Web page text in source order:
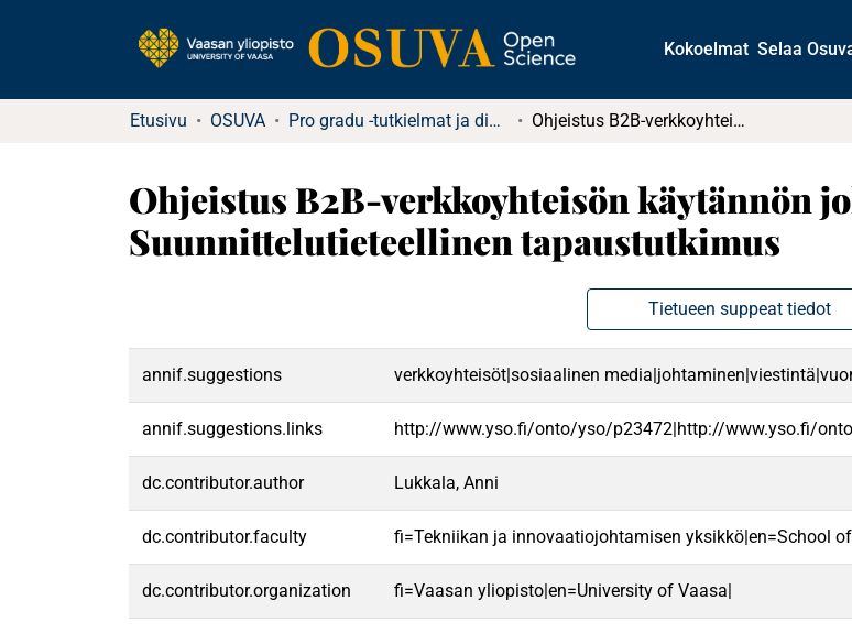
Kokoelmat Selaa
Etusivu OSUVA Pro gradu -tutkielmat ja diplomityöt Ohjeistus B2B-verkkoyhteisön käytännön johtamiseen : Suunnittelutieteellinen tapaustutkimus
Ohjeistus B2B-verkkoyhteisön käytännön
Suunnittelutieteellinen tapaustutkimus
Tietueen suppeat tiedot
annif.suggestions verkkoyhteisöt|sosiaalinen
annif.suggestions.links http://www.yso.fi/onto/yso/p23472|http://www.yso.fi/
dc.contributor.author Lukkala, Anni
dc.contributor.faculty fi=Tekniikan ja innovaatiojohtamisen yksikkö|en=School
dc.contributor.organization fi=Vaasan yliopisto|en=University of Vaasa|